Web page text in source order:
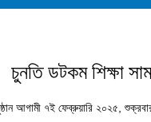
চুনতি ডটকম শিক্ষা
আগামী ৭ই ফেব্রুয়ারি ২০২৫,